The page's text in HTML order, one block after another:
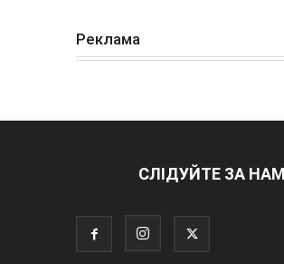
Реклама
СЛІДУЙТЕ ЗА